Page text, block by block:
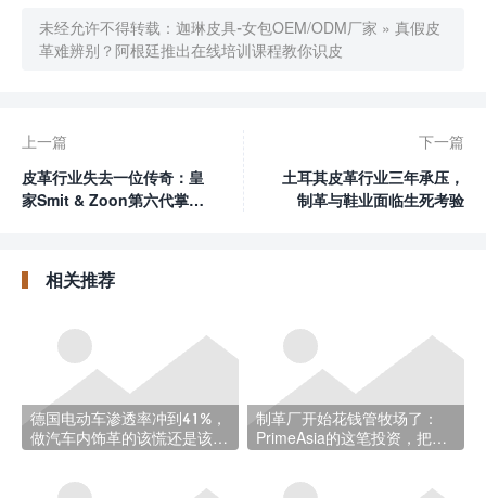
未经允许不得转载： 迦琳皮具-女包OEM/ODM厂家 » 真假皮
革难辨别？阿根廷推出在线培训课程教你识皮
上一篇
皮革行业失去一位传奇：皇
家Smit & Zoon第六代掌门
下一篇
土耳其皮革行业三年承压，
制革与鞋业面临生死考验
相关推荐
德国电动车渗透率冲到41%，
做汽车内饰革的该慌还是该
制革厂开始花钱管牧场了：
PrimeAsia的这笔投资，把减